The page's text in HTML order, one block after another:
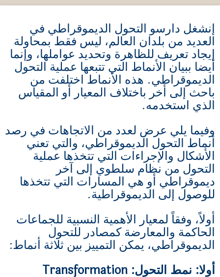
إنشغل دارسو التحول الديموقراطي في
العديد من بلدان العالم، ليس فقط بمحاولة
إيجاد تعريف للظاهرة وتحديد عواملها، وإنما
أيضا ببيان الأنماط التي تتبعها عملية التحول
الديموقراطي. هذه الأنماط اختلفت من
باحث إلى أخر باختلاف المعيار أو المقياس
الذي استخدمه.
وفيما يلي عرض لعدد من الاتجاهات في رصد
أنماط التحول الديموقراطي، والتي تعني
الأشكال والإجراءات التي تتخذها عملية
التحول من نظام سلطوي إلى آخر
ديموقراطي أو هي المسارات التي تتخذها
للوصول إلى الديموقراطية.
أولاً، وفقاً لمعيار الأهمية النسبية للجماعات
الحاكمة والمعارضة كمصادر للتحول
الديموقراطي، يمكن التمييز بين ثلاثة أنماط:
أولا: نمط التحول: Transformation